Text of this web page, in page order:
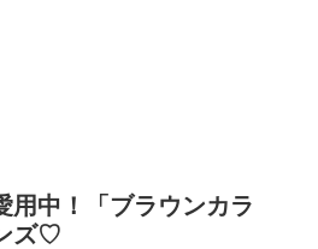
用中！「ブラウンカラ
ズ♡